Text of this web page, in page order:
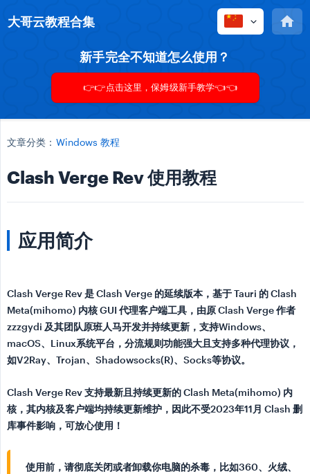
大哥云教程合集
新手完全不知道怎么使用？
👉👉点击这里，保姆级新手教学👈👈
文章分类： Windows 教程
Clash Verge Rev 使用教程
应用简介
Clash Verge Rev 是 Clash Verge 的延续版本，基于 Tauri 的 Clash
Meta(mihomo) 内核 GUI 代理客户端工具，由原 Clash Verge 作者
zzzgydi 及其团队原班人马开发并持续更新，支持Windows、
macOS、Linux系统平台，分流规则功能强大且支持多种代理协议，
如V2Ray、Trojan、Shadowsocks(R)、Socks等协议。
Clash Verge Rev 支持最新且持续更新的 Clash Meta(mihomo) 内
核，其内核及客户端均持续更新维护，因此不受2023年11月 Clash 删
库事件影响，可放心使用！
使用前，请彻底关闭或者卸载你电脑的杀毒，比如360、火绒、